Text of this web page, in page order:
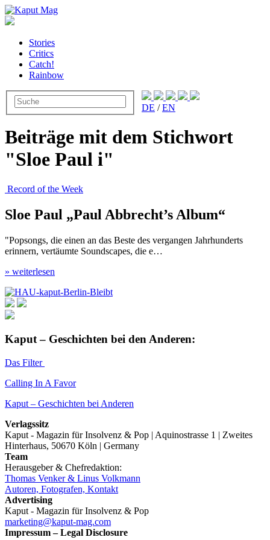
Stories
Critics
Catch!
Rainbow
DE /EN
Beiträge mit dem Stichwort
"Sloe Paul i"
Record of the Week
Sloe Paul „Paul Abbrecht’s Album“
"Popsongs, die einen an das Beste des vergangen Jahrhunderts
erinnern, vertäumte Soundscapes, die e…
» weiterlesen
Kaput – Geschichten bei den Anderen:
Das Filter
Calling In A Favor
Kaput – Geschichten bei Anderen
Verlagssitz
Kaput - Magazin für Insolvenz & Pop | Aquinostrasse 1 | Zweites
Hinterhaus, 50670 Köln | Germany
Team
Herausgeber & Chefredaktion:
Thomas Venker & Linus Volkmann
Autoren, Fotografen, Kontakt
Advertising
Kaput - Magazin für Insolvenz & Pop
marketing@kaput-mag.com
Impressum – Legal Disclosure